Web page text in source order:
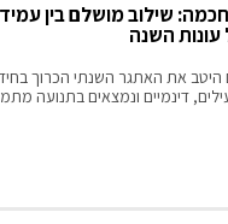
שילוב מושלם בין
עונות השנה
היטב את האתגר השנתי הכרוך
דינמיים ונמצאים בתנועה